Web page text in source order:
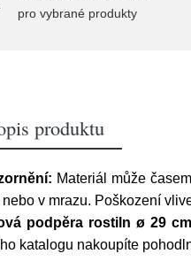
pro vybrané produkty
produktu
Materiál může
v mrazu. Poškození
podpěra rostiln ø 29
katalogu nakoupíte